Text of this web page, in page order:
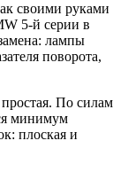
своими руками
5-й серии в
лампы
поворота,
По силам
минимум
плоская и